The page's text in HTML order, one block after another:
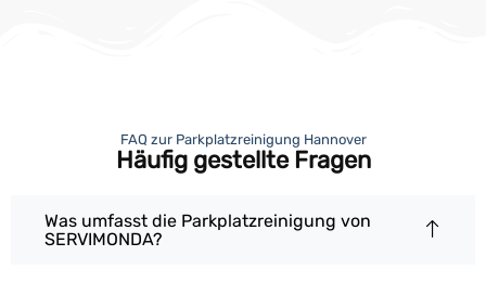
FAQ zur Parkplatzreinigung Hannover
Häufig gestellte Fragen
Was umfasst die Parkplatzreinigung von
SERVIMONDA?